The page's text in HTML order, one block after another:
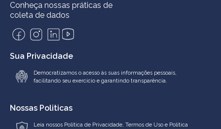
Conheça nossas práticas de
coleta de dados
Sua Privacidade
Democratizamos o acesso às suas informações pessoais,
facilitando seu exercício e garantindo transparência.
Nossas Politicas
Leia nossos Política de Privacidade,Termos de Uso e Política